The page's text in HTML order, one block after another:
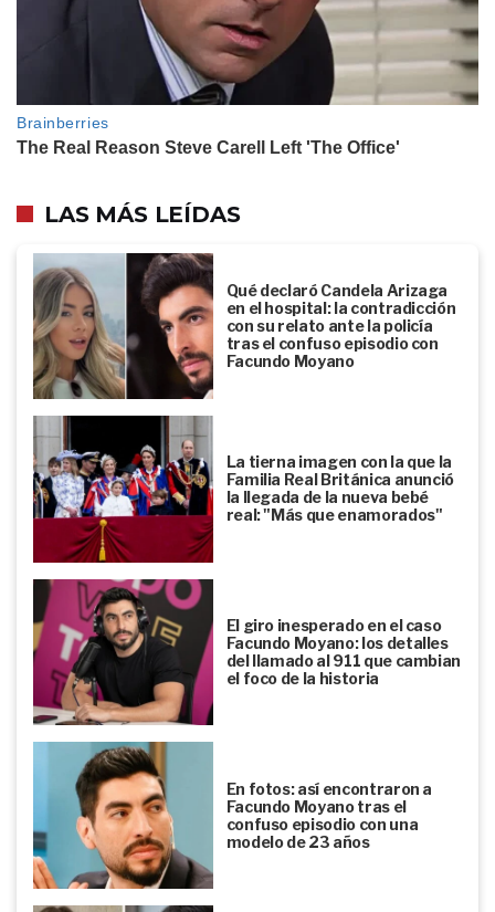
LAS MÁS LEÍDAS
Qué declaró Candela Arizaga
en el hospital: la contradicción
con su relato ante la policía
tras el confuso episodio con
Facundo Moyano
La tierna imagen con la que la
Familia Real Británica anunció
la llegada de la nueva bebé
real: "Más que enamorados"
El giro inesperado en el caso
Facundo Moyano: los detalles
del llamado al 911 que cambian
el foco de la historia
En fotos: así encontraron a
Facundo Moyano tras el
confuso episodio con una
modelo de 23 años